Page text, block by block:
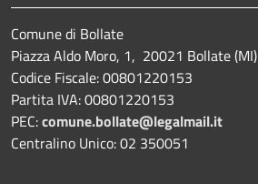
Comune di Bollate
Piazza Aldo Moro, 1, 20021 Bollate (MI)
Codice Fiscale: 00801220153
Partita IVA: 00801220153
PEC:comune.bollate@legalmail.it
Centralino Unico: 02 350051